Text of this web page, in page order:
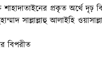
প্রকৃত অর্থে দৃঢ়
সাল্লাল্লাহু আলাইহি
বিপরীত